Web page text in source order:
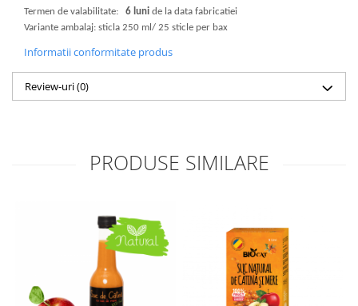
Termen de valabilitate: 6 luni de la data fabricatiei
Variante ambalaj: sticla 250 ml/ 25 sticle per bax
Informatii conformitate produs
Review-uri(0)
PRODUSE SIMILARE